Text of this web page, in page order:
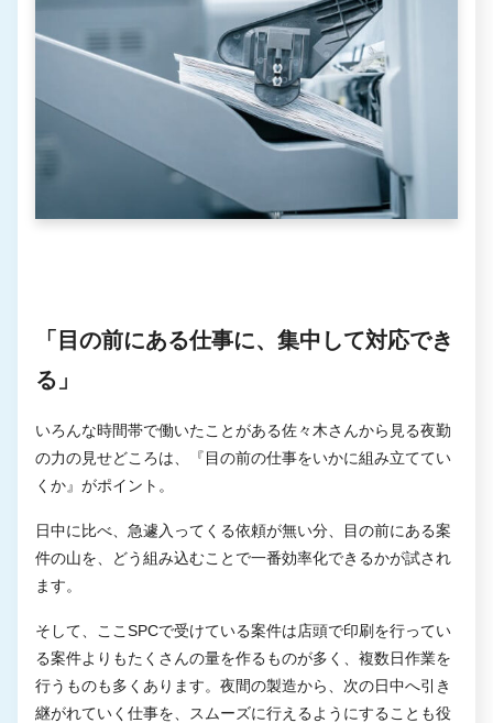
「目の前にある仕事に、集中して対応でき
る」
いろんな時間帯で働いたことがある佐々木さんから見る夜勤
の力の見せどころは、『目の前の仕事をいかに組み立ててい
くか』がポイント。
日中に比べ、急遽入ってくる依頼が無い分、目の前にある案
件の山を、どう組み込むことで一番効率化できるかが試され
ます。
そして、ここSPCで受けている案件は店頭で印刷を行ってい
る案件よりもたくさんの量を作るものが多く、複数日作業を
行うものも多くあります。夜間の製造から、次の日中へ引き
継がれていく仕事を、スムーズに行えるようにすることも役